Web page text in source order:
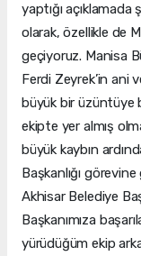
yaptığı
olarak, özellikle de
geçiyoruz. Manisa
Ferdi Zeyrek’in ani
büyük bir üzüntüye
ekipte yer almış
büyük kaybın
Başkanlığı
Akhisar Belediye
Başkanımıza
yürüdüğüm ekip